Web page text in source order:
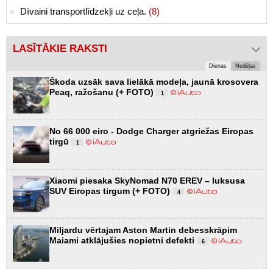
Dīvaini transportlīdzekļi uz ceļa. (8)
LASĪTĀKIE RAKSTI
Dienas Nedēļas
Škoda uzsāk sava lielākā modeļa, jaunā krosovera
Peaq, ražošanu (+ FOTO)
1
No 66 000 eiro - Dodge Charger atgriežas Eiropas
tirgū
1
Xiaomi piesaka SkyNomad N70 EREV – luksusa
SUV Eiropas tirgum (+ FOTO)
4
Miljardu vērtajam Aston Martin debesskrāpim
Maiami atklājušies nopietni defekti
6